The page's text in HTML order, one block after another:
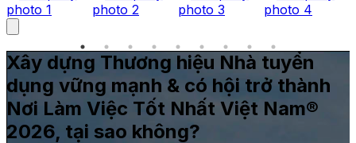
Xây dựng Thương hiệu Nhà tuyển
dụng vững mạnh & có hội trở thành
Nơi Làm Việc Tốt Nhất Việt Nam®
2026, tại sao không?